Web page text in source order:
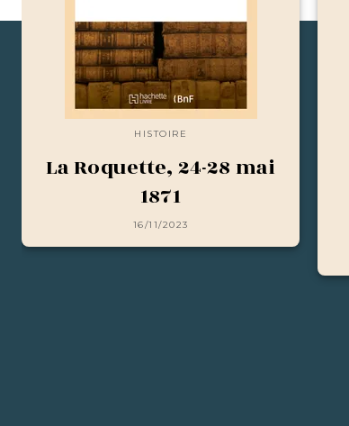
HISTOIRE
La Roquette, 24-28 mai
1871
16/11/2023